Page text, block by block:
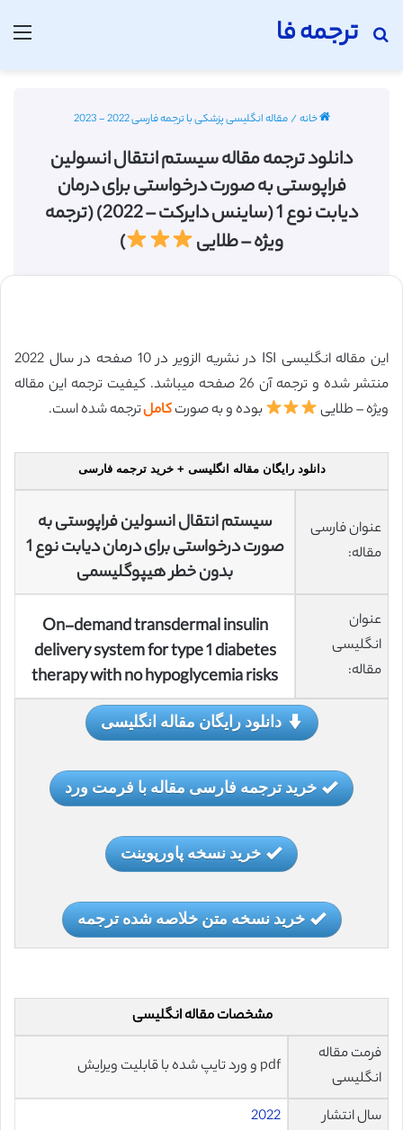
ترجمه فا
جستجو برای
خانه/مقاله انگلیسی پزشکی با ترجمه فارسی 2022 - 2023
دانلود ترجمه مقاله سیستم انتقال انسولین
فراپوستی به صورت درخواستی برای درمان
دیابت نوع 1 (ساینس دایرکت – 2022) (ترجمه
ویژه – طلایی
)
این مقاله انگلیسی ISI در نشریه الزویر در 10 صفحه در سال 2022
منتشر شده و ترجمه آن 26 صفحه میباشد. کیفیت ترجمه این مقاله
ویژه – طلایی
بوده و به صورتکاملترجمه شده است.
دانلود رایگان مقاله انگلیسی + خرید ترجمه فارسی
عنوان فارسی
مقاله:
سیستم انتقال انسولین فراپوستی به
صورت درخواستی برای درمان دیابت نوع 1
بدون خطر هیپوگلیسمی
عنوان
انگلیسی
مقاله:
On-demand transdermal insulin
delivery system for type 1 diabetes
therapy with no hypoglycemia risks
دانلود رایگان مقاله انگلیسی
خرید ترجمه فارسی مقاله با فرمت ورد
خرید نسخه پاورپوینت
خرید نسخه متن خلاصه شده ترجمه
مشخصات مقاله انگلیسی
فرمت مقاله
انگلیسی
pdf و ورد تایپ شده با قابلیت ویرایش
سال انتشار
2022